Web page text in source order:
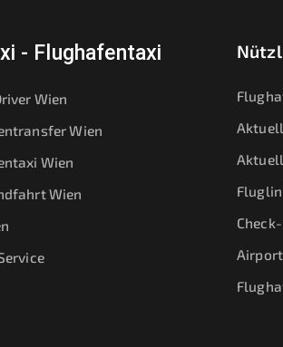
- Flughafentaxi
Wien
Wien
Wien
Wien